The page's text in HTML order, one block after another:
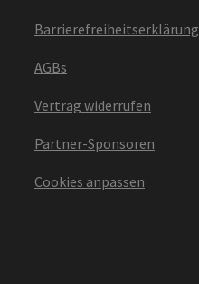
Barrierefreiheitserklärung
AGBs
Vertrag widerrufen
Partner-Sponsoren
Cookies anpassen